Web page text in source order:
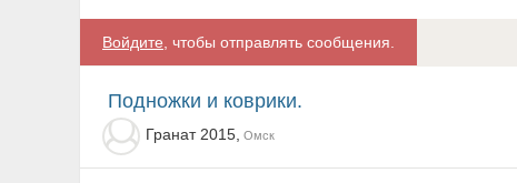
Войдите , чтобы отправлять сообщения.
Подножки и коврики.
Гранат 2015, Омск